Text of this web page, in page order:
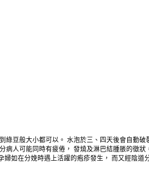
豆般大小都可以。 水泡於三、四天後會自動
人可能同時有疲倦， 發燒及淋巴結腫脹的徵狀
如在分娩時遇上活躍的疱疹發生， 而又經陰道